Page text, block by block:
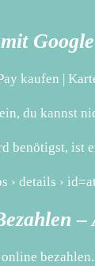
kaufen |
du kannst
benötigst,
› details ›